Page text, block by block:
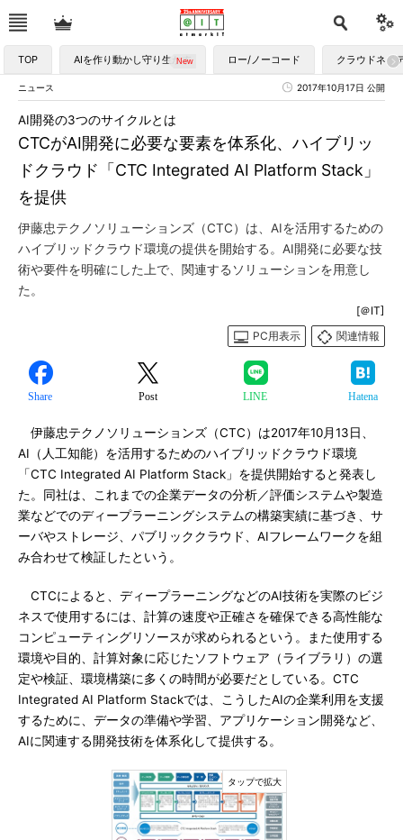
TOP AIを作り動かし守り生かす ロー/ノーコード クラウドネイ
ニュース 2017年10月17日 公開
CTCがAI開発に必要な要素を体系化、ハイブリッ
ドクラウド「CTC Integrated AI Platform Stack」
を提供
AI開発の3つのサイクルとは
伊藤忠テクノソリューションズ（CTC）は、AIを活用するための
ハイブリッドクラウド環境の提供を開始する。AI開発に必要な技
術や要件を明確にした上で、関連するソリューションを用意し
た。
[＠IT]
PC用表示
関連情報
Share Post LINE Hatena
伊藤忠テクノソリューションズ（CTC）は2017年10月13日、
AI（人工知能）を活用するためのハイブリッドクラウド環境
「CTC Integrated AI Platform Stack」を提供開始すると発表し
た。同社は、これまでの企業データの分析／評価システムや製造
業などでのディープラーニングシステムの構築実績に基づき、サ
ーバやストレージ、パブリッククラウド、AIフレームワークを組
み合わせて検証したという。
CTCによると、ディープラーニングなどのAI技術を実際のビジ
ネスで使用するには、計算の速度や正確さを確保できる高性能な
コンピューティングリソースが求められるという。また使用する
環境や目的、計算対象に応じたソフトウェア（ライブラリ）の選
定や検証、環境構築に多くの時間が必要だとしている。CTC
Integrated AI Platform Stackでは、こうしたAIの企業利用を支援
するために、データの準備や学習、アプリケーション開発など、
AIに関連する開発技術を体系化して提供する。